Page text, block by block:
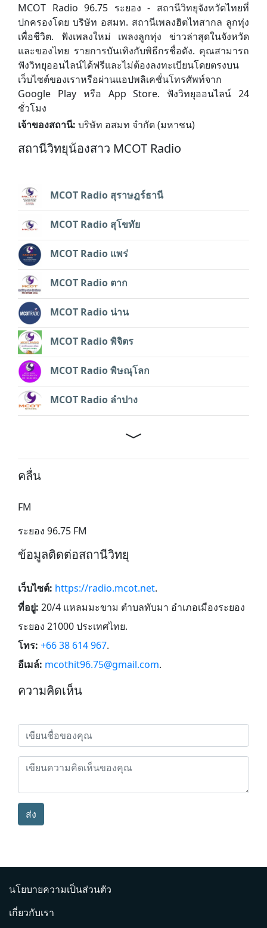
MCOT Radio 96.75 ระยอง - สถานีวิทยุจังหวัดไทยที่
ปกครองโดย บริษัท อสมท. สถานีเพลงฮิตไทสากล ลูกทุ่ง
เพื่อชีวิต. ฟังเพลงใหม่ เพลงลูกทุ่ง ข่าวล่าสุดในจังหวัด
และของไทย รายการบันเทิงกับพิธีกรชื่อดัง. คุณสามารถ
ฟังวิทยุออนไลน์ได้ฟรีและไม่ต้องลงทะเบียนโดยตรงบน
เว็บไซต์ของเราหรือผ่านแอปพลิเคชั่นโทรศัพท์จาก
Google Play หรือ App Store. ฟังวิทยุออนไลน์ 24
ชั่วโมง
เจ้าของสถานี: บริษัท อสมท จำกัด (มหาชน)
สถานีวิทยุน้องสาว MCOT Radio
MCOT Radio สุราษฎร์ธานี
MCOT Radio สุโขทัย
MCOT Radio แพร่
MCOT Radio ตาก
MCOT Radio น่าน
MCOT Radio พิจิตร
MCOT Radio พิษณุโลก
MCOT Radio ลำปาง
คลื่น
FM
ระยอง 96.75 FM
ข้อมูลติดต่อสถานีวิทยุ
เว็บไซต์: https://radio.mcot.net.
ที่อยู่: 20/4 แหลมมะขาม ตำบลทับมา อำเภอเมืองระยอง
ระยอง 21000 ประเทศไทย.
โทร: +66 38 614 967.
อีเมล์: mcothit96.75@gmail.com.
ความคิดเห็น
ส่ง
นโยบายความเป็นส่วนตัว
เกี่ยวกับเรา